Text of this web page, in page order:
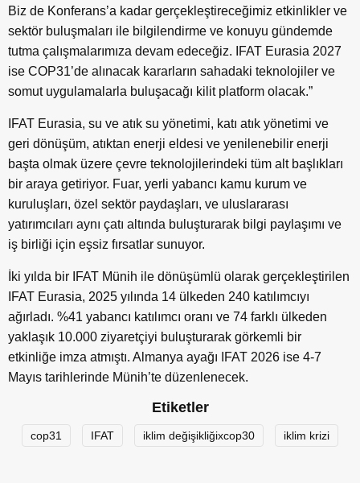
Biz de Konferans’a kadar gerçekleştireceğimiz etkinlikler ve
sektör buluşmaları ile bilgilendirme ve konuyu gündemde
tutma çalışmalarımıza devam edeceğiz. IFAT Eurasia 2027
ise COP31’de alınacak kararların sahadaki teknolojiler ve
somut uygulamalarla buluşacağı kilit platform olacak.”
IFAT Eurasia, su ve atık su yönetimi, katı atık yönetimi ve
geri dönüşüm, atıktan enerji eldesi ve yenilenebilir enerji
başta olmak üzere çevre teknolojilerindeki tüm alt başlıkları
bir araya getiriyor. Fuar, yerli yabancı kamu kurum ve
kuruluşları, özel sektör paydaşları, ve uluslararası
yatırımcıları aynı çatı altında buluşturarak bilgi paylaşımı ve
iş birliği için eşsiz fırsatlar sunuyor.
İki yılda bir IFAT Münih ile dönüşümlü olarak gerçekleştirilen
IFAT Eurasia, 2025 yılında 14 ülkeden 240 katılımcıyı
ağırladı. %41 yabancı katılımcı oranı ve 74 farklı ülkeden
yaklaşık 10.000 ziyaretçiyi buluşturarak görkemli bir
etkinliğe imza atmıştı. Almanya ayağı IFAT 2026 ise 4-7
Mayıs tarihlerinde Münih’te düzenlenecek.
Etiketler
cop31 IFAT iklim değişikliğixcop30 iklim krizi